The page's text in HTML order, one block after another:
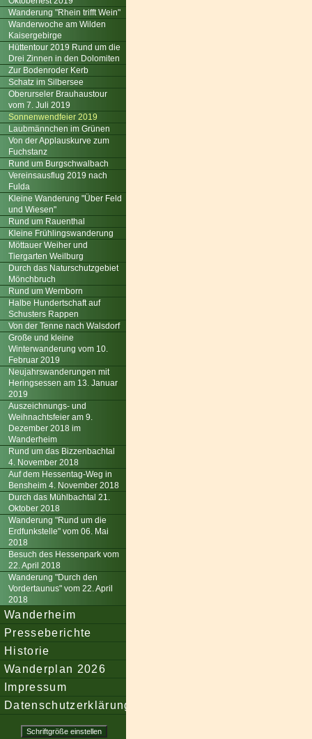
Wanderung "Rhein trifft Wein"
Wanderwoche am Wilden
Kaisergebirge
Hüttentour 2019 Rund um die
Drei Zinnen in den Dolomiten
Zur Bodenroder Kerb
Schatz im Silbersee
Oberurseler Brauhaustour
vom 7. Juli 2019
Sonnenwendfeier 2019
Laubmännchen im Grünen
Von der Applauskurve zum
Fuchstanz
Rund um Burgschwalbach
Vereinsausflug 2019 nach
Fulda
Kleine Wanderung "Über Feld
und Wiesen"
Rund um Rauenthal
Kleine Frühlingswanderung
Möttauer Weiher und
Tiergarten Weilburg
Durch das Naturschutzgebiet
Mönchbruch
Rund um Wernborn
Halbe Hundertschaft auf
Schusters Rappen
Von der Tenne nach Walsdorf
Große und kleine
Winterwanderung vom 10.
Februar 2019
Neujahrswanderungen mit
Heringsessen am 13. Januar
2019
Auszeichnungs- und
Weihnachtsfeier am 9.
Dezember 2018 im
Wanderheim
Rund um das Bizzenbachtal
4. November 2018
Auf dem Hessentag-Weg in
Bensheim 4. November 2018
Durch das Mühlbachtal 21.
Oktober 2018
Wanderung "Rund um die
Erdfunkstelle" vom 06. Mai
2018
Besuch des Hessenpark vom
22. April 2018
Wanderung "Durch den
Vordertaunus" vom 22. April
2018
Wanderheim
Presseberichte
Historie
Wanderplan 2026
Impressum
Datenschutzerklärung